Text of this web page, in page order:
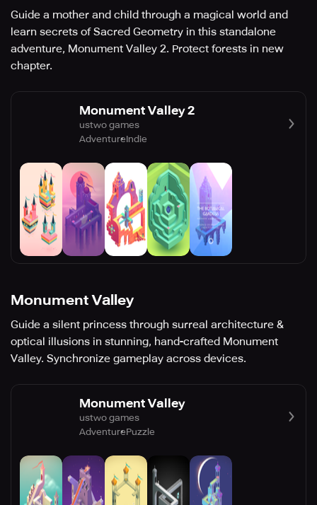
Guide a mother and child through a magical world and
learn secrets of Sacred Geometry in this standalone
adventure, Monument Valley 2. Protect forests in new
chapter.
Monument Valley 2
ustwo games
AdventureIndie
Monument Valley
Guide a silent princess through surreal architecture &
optical illusions in stunning, hand-crafted Monument
Valley. Synchronize gameplay across devices.
Monument Valley
ustwo games
AdventurePuzzle